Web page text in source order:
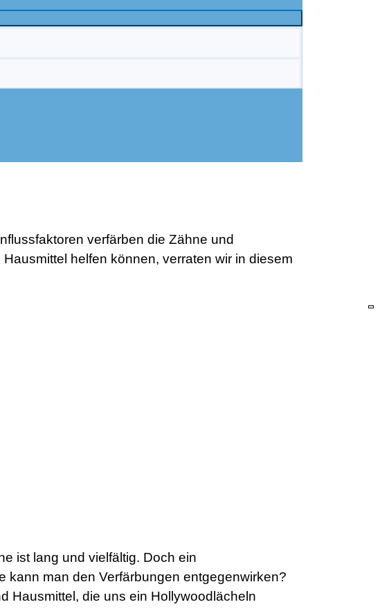
verfärben die Zähne und
helfen können, verraten wir in diesem
ist lang und vielfältig. Doch ein
kann man den Verfärbungen entgegenwirken?
Hausmittel, die uns ein Hollywoodlächeln